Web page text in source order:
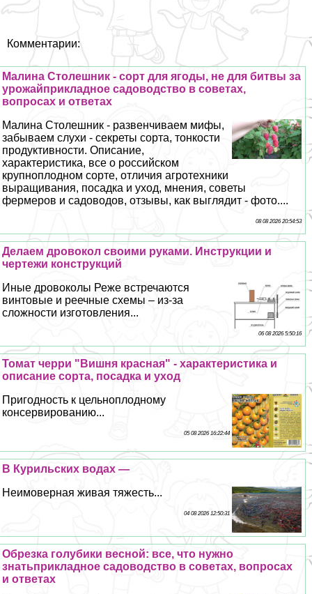
Комментарии:
Малина Столешник - сорт для ягоды, не для битвы за
урожайприкладное садоводство в советах,
вопросах и ответах
Малина Столешник - развенчиваем мифы,
забываем слухи - секреты сорта, тонкости
продуктивности. Описание,
хаpaктеристика, все о российском
крупноплодном сорте, отличия агротехники
выращивания, посадка и уход, мнения, советы
фермеров и садоводов, отзывы, как выглядит - фото....
08 08 2026 20:54:53
Делаем дровокол своими руками. Инструкции и
чертежи конструкций
Иные дровоколы Реже встречаются
винтовые и реечные схемы – из-за
сложности изготовления...
06 08 2026 5:50:16
Томат черри "Вишня красная" - хаpaктеристика и
описание сорта, посадка и уход
Пригодность к цельноплодному
консервированию...
05 08 2026 16:22:44
В Курильских водах —
Неимоверная живая тяжесть...
04 08 2026 12:50:31
Обрезка гoлyбики весной: все, что нужно
знатьприкладное садоводство в советах, вопросах
и ответах